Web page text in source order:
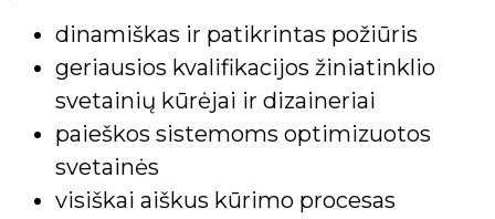
dinamiškas ir patikrintas požiūris
geriausios kvalifikacijos žiniatinklio
svetainių kūrėjai ir dizaineriai
paieškos sistemoms optimizuotos
svetainės
visiškai aiškus kūrimo procesas